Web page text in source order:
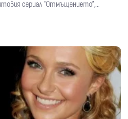
сериал "Отмъщението",...